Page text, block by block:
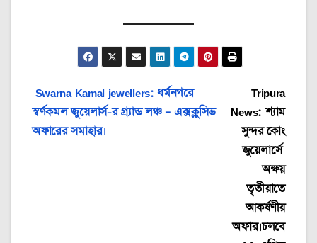
Post
navigation
Tripura
News: শ্যাম
সুন্দর কোং
জুয়েলার্সে
অক্ষয়
তৃতীয়াতে
আকর্ষণীয়
অফার।চলবে
Swarna Kamal jewellers: ধর্মনগরে
স্বর্ণকমল জুয়েলার্স-র গ্র্যান্ড লঞ্চ – এক্সক্লুসিভ
অফারের সমাহার।